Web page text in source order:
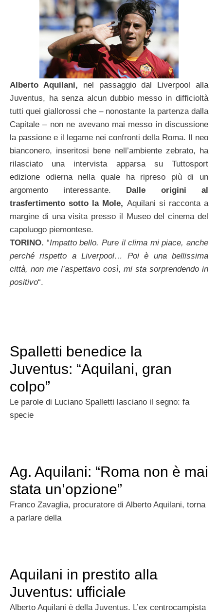
Alberto Aquilani, nel passaggio dal Liverpool alla
Juventus, ha senza alcun dubbio messo in difficioltà
tutti quei giallorossi che – nonostante la partenza dalla
Capitale – non ne avevano mai messo in discussione
la passione e il legame nei confronti della Roma. Il neo
bianconero, inseritosi bene nell’ambiente zebrato, ha
rilasciato una intervista apparsa su Tuttosport
edizione odierna nella quale ha ripreso più di un
argomento interessante. Dalle origini al
trasfertimento sotto la Mole, Aquilani si racconta a
margine di una visita presso il Museo del cinema del
capoluogo piemontese.
TORINO. “Impatto bello. Pure il clima mi piace, anche
perché rispetto a Liverpool… Poi è una bellissima
città, non me l’aspettavo così, mi sta sorprendendo in
positivo“.
Spalletti benedice la
Juventus: “Aquilani, gran
colpo”
Le parole di Luciano Spalletti lasciano il segno: fa
specie
Ag. Aquilani: “Roma non è mai
stata un’opzione”
Franco Zavaglia, procuratore di Alberto Aquilani, torna
a parlare della
Aquilani in prestito alla
Juventus: ufficiale
Alberto Aquilani è della Juventus. L’ex centrocampista